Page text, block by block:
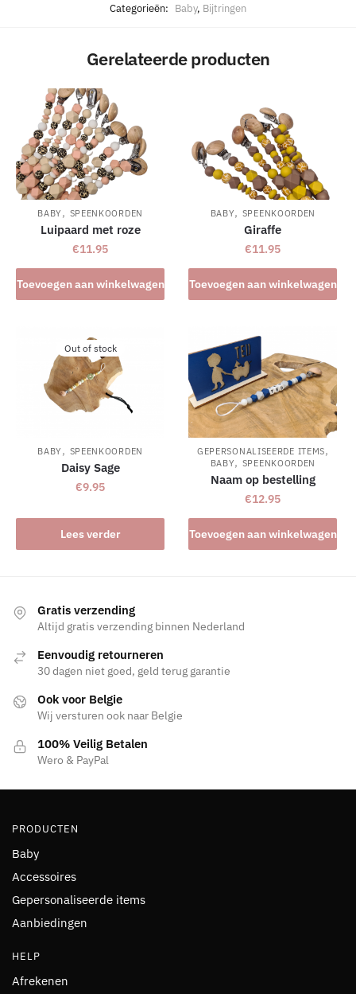
Categorieën: Baby, Bijtringen
Gerelateerde producten
BABY , SPEENKOORDEN
Luipaard met roze
€11.95
Toevoegen aan winkelwagen
BABY, SPEENKOORDEN
Giraffe
€11.95
Toevoegen aan winkelwagen
Out of stock
BABY , SPEENKOORDEN
Daisy Sage
€9.95
Lees verder
GEPERSONALISEERDE ITEMS,
BABY, SPEENKOORDEN
Naam op bestelling
€12.95
Toevoegen aan winkelwagen
Gratis verzending
Altijd gratis verzending binnen Nederland
Eenvoudig retourneren
30 dagen niet goed, geld terug garantie
Ook voor Belgie
Wij versturen ook naar Belgie
100% Veilig Betalen
Wero & PayPal
PRODUCTEN
Baby
Accessoires
Gepersonaliseerde items
Aanbiedingen
HELP
Afrekenen